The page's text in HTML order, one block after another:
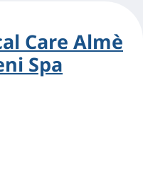
Care Almè
Spa